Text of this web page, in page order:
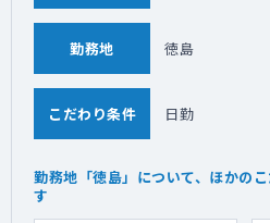
勤務地 徳島
こだわり条件 日勤
勤務地「徳島」について、ほかの
す